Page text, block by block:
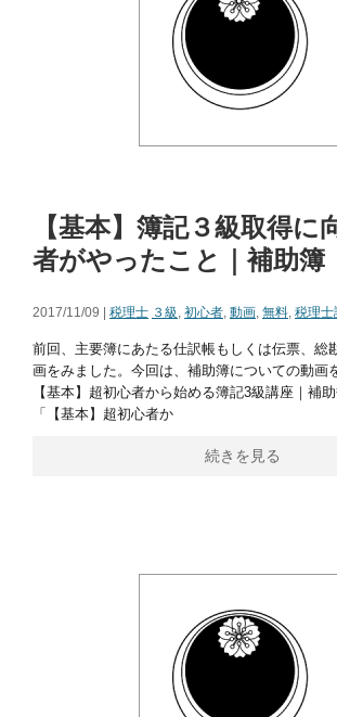
【基本】簿記３級取得に
者がやったこと｜補助簿
2017/11/09 | 税理士 ３級, 初心者, 動画, 無料, 税理士
前回、主要簿にあたる仕訳帳もしくは伝票、総
画をみました。今回は、補助簿についての動画
【基本】超初心者から始める簿記3級講座｜補助
「【基本】超初心者か
続きを見る